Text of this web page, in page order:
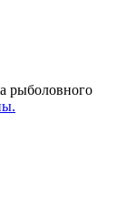
рыболовного